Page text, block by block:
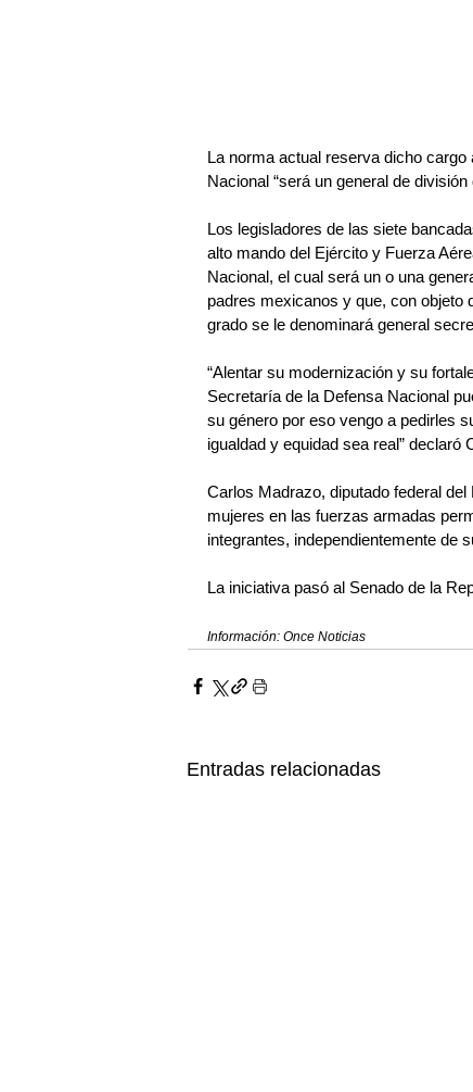
La norma actual reserva dicho
Nacional “será un general de división
Los legisladores de las siete
alto mando del Ejército y Fuerza
Nacional, el cual será un o una
padres mexicanos y que, con objeto
grado se le denominará general
“Alentar su modernización y su
Secretaría de la Defensa Nacional
su género por eso vengo a pedirles
igualdad y equidad sea real” declaró
Carlos Madrazo, diputado federal
mujeres en las fuerzas armadas
integrantes, independientemente de
La iniciativa pasó al Senado de la
Información: Once Noticias
Entradas relacionadas